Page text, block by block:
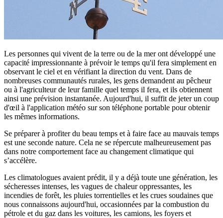
Les personnes qui vivent de la terre ou de la mer ont développé une
capacité impressionnante à prévoir le temps qu'il fera simplement en
observant le ciel et en vérifiant la direction du vent. Dans de
nombreuses communautés rurales, les gens demandent au pêcheur
ou à l'agriculteur de leur famille quel temps il fera, et ils obtiennent
ainsi une prévision instantanée. Aujourd'hui, il suffit de jeter un coup
d'œil à l'application météo sur son téléphone portable pour obtenir
les mêmes informations.
Se préparer à profiter du beau temps et à faire face au mauvais temps
est une seconde nature. Cela ne se répercute malheureusement pas
dans notre comportement face au changement climatique qui
s’accélère.
Les climatologues avaient prédit, il y a déjà toute une génération, les
sécheresses intenses, les vagues de chaleur oppressantes, les
incendies de forêt, les pluies torrentielles et les crues soudaines que
nous connaissons aujourd'hui, occasionnées par la combustion du
pétrole et du gaz dans les voitures, les camions, les foyers et